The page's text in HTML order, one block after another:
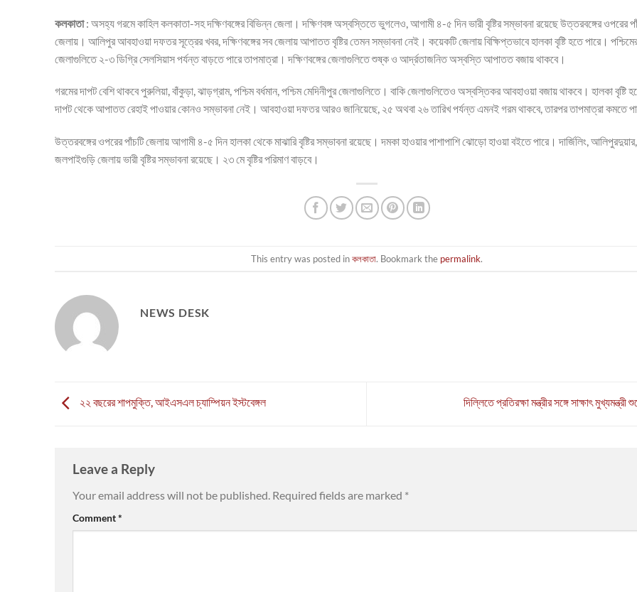
কলকাতা: অসহ্য গরমে কাহিল কলকাতা-সহ দক্ষিণবঙ্গের বিভিন্ন জেলা। দক্ষিণবঙ্গ অস্বস্তিতে ভুগলেও, আগামী ৪-৫ দিন ভারী বৃষ্টির সম্ভাবনা রয়েছে উত্তরবঙ্গের ওপরের
জেলায়। আলিপুর আবহাওয়া দফতর সূত্রের খবর, দক্ষিণবঙ্গের সব জেলায় আপাতত বৃষ্টির তেমন সম্ভাবনা নেই। কয়েকটি জেলায় বিক্ষিপ্তভাবে হালকা বৃষ্টি হতে পারে।
জেলাগুলিতে ২-৩ ডিগ্রি সেলসিয়াস পর্যন্ত বাড়তে পারে তাপমাত্রা। দক্ষিণবঙ্গের জেলাগুলিতে শুষ্ক ও আর্দ্রতাজনিত অস্বস্তি আপাতত বজায় থাকবে।
গরমের দাপট বেশি থাকবে পুরুলিয়া, বাঁকুড়া, ঝাড়গ্রাম, পশ্চিম বর্ধমান, পশ্চিম মেদিনীপুর জেলাগুলিতে। বাকি জেলাগুলিতেও অস্বস্তিকর আবহাওয়া বজায় থাকবে। হালকা বৃষ্টি
দাপট থেকে আপাতত রেহাই পাওয়ার কোনও সম্ভাবনা নেই। আবহাওয়া দফতর আরও জানিয়েছে, ২৫ অথবা ২৬ তারিখ পর্যন্ত এমনই গরম থাকবে, তারপর তাপমাত্রা কমতে
উত্তরবঙ্গের ওপরের পাঁচটি জেলায় আগামী ৪-৫ দিন হালকা থেকে মাঝারি বৃষ্টির সম্ভাবনা রয়েছে। দমকা হাওয়ার পাশাপাশি ঝোড়ো হাওয়া বইতে পারে। দার্জিলিং,
জলপাইগুড়ি জেলায় ভারী বৃষ্টির সম্ভাবনা রয়েছে। ২৩ মে বৃষ্টির পরিমাণ বাড়বে।
This entry was posted inকলকাতা. Bookmark the permalink.
NEWS DESK
২২ বছরের শাপমুক্তি, আইএসএল চ্যাম্পিয়ন ইস্টবেঙ্গল দিল্লিতে প্রতিরক্ষা মন্ত্রীর সঙ্গে সাক্ষাৎ মুখ্যমন্ত্রী
Leave a Reply
Your email address will not be published. Required fields are marked *
Comment*